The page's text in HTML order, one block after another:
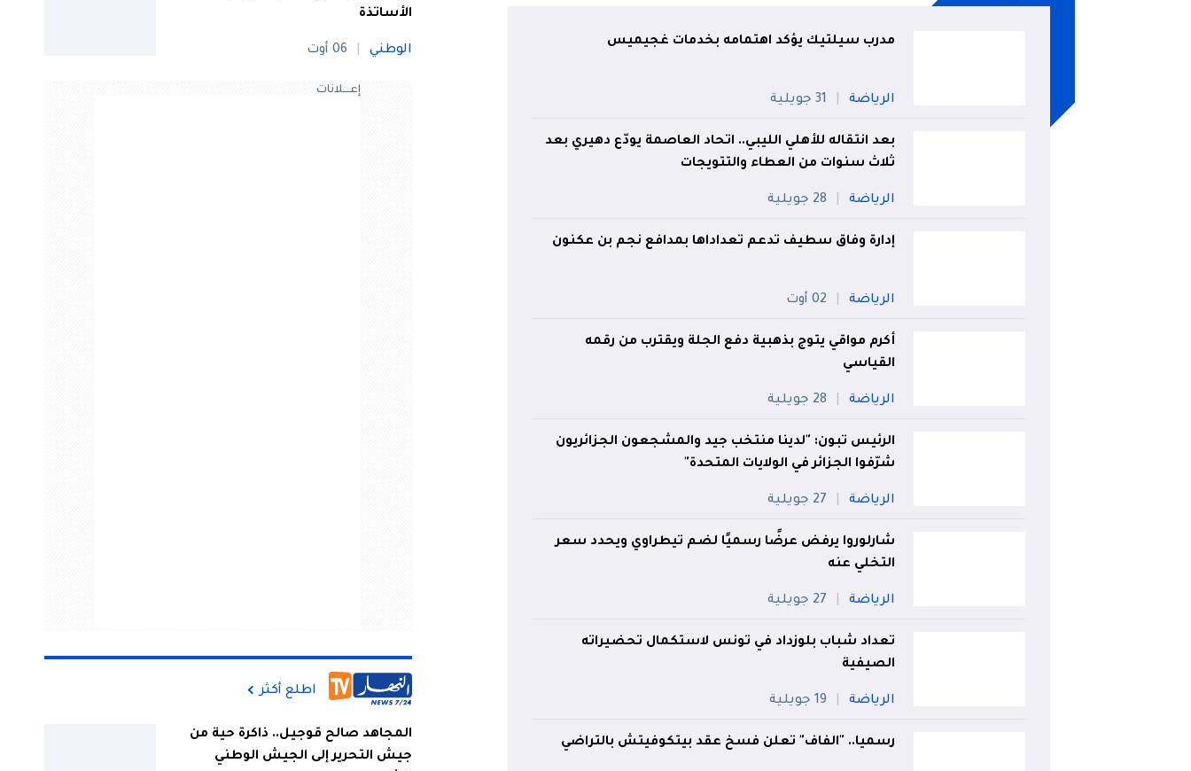
مدرب سيلتيك يؤكد اهتمامه بخدمات غجيميس
الرياضة 31 جويلية
بعد انتقاله للأهلي الليبي.. اتحاد العاصمة يودّع دهيري بعد
ثلاث سنوات من العطاء والتتويجات
الرياضة 28 جويلية
إدارة وفاق سطيف تدعم تعداداها بمدافع نجم بن عكنون
الرياضة 02 أوت
أكرم مواقي يتوج بذهبية دفع الجلة ويقترب من رقمه
القياسي
الرياضة 28 جويلية
الرئيس تبون: "لدينا منتخب جيد والمشجعون الجزائريون
شرّفوا الجزائر في الولايات المتحدة"
الرياضة 27 جويلية
شارلوروا يرفض عرضًا رسميًا لضم تيطراوي ويحدد سعر
التخلي عنه
الرياضة 27 جويلية
تعداد شباب بلوزداد في تونس لاستكمال تحضيراته
الصيفية
الرياضة 19 جويلية
رسميا.. "الفاف" تعلن فسخ عقد بيتكوفيتش بالتراضي
الأساتذة
الوطني 06 أوت
إعــــلانات
اطلع أكثر
المجاهد صالح قوجيل.. ذاكرة حية من
جيش التحرير إلى الجيش الوطني